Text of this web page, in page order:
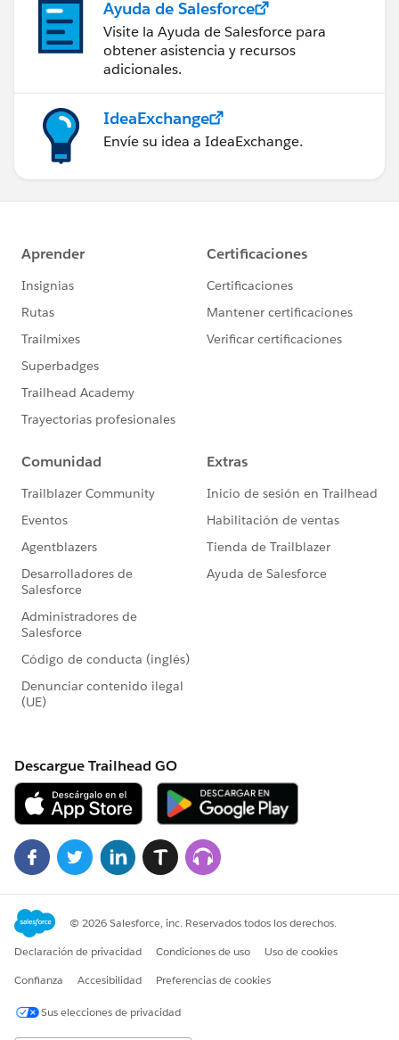
Ayuda de Salesforce
Visite la Ayuda de Salesforce para
obtener asistencia y recursos
adicionales.
IdeaExchange
Envíe su idea a IdeaExchange.